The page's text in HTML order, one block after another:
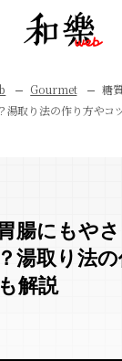
Gourmet
糖
湯取り法の作り方やコ
腸にもや
湯取り法
解説